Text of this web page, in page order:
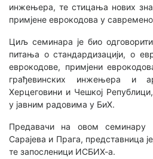
инжењера, те стицања нових
примјене еврокодова у
Циљ семинара је био
питања о стандардизацији, о
еврокодове, примјени
грађевинских инжењера и
Херцеговини и Чешкој
у јавним радовима у БиХ.
Предавачи на овом семинару
Сарајева и Прага, представница
те запосленици ИСБИХ-а.